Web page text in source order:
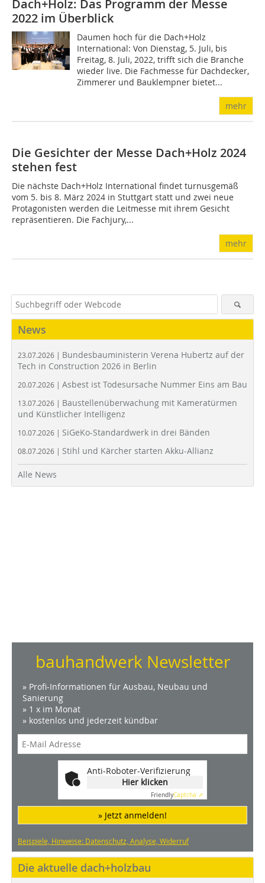
Dach+Holz: Das Programm der Messe
2022 im Überblick
Daumen hoch für die Dach+Holz
International: Von Dienstag, 5. Juli, bis
Freitag, 8. Juli, 2022, trifft sich die Branche
wieder live. Die Fachmesse für Dachdecker,
Zimmerer und Bauklempner bietet...
mehr
Die Gesichter der Messe Dach+Holz 2024
stehen fest
Die nächste Dach+Holz International findet turnusgemäß
vom 5. bis 8. März 2024 in Stuttgart statt und zwei neue
Protagonisten werden die Leitmesse mit ihrem Gesicht
repräsentieren. Die Fachjury,...
mehr
News
23.07.2026 | Bundesbauministerin Verena Hubertz auf der
Tech in Construction 2026 in Berlin
20.07.2026 | Asbest ist Todesursache Nummer Eins am Bau
13.07.2026 | Baustellenüberwachung mit Kameratürmen
und Künstlicher Intelligenz
10.07.2026 | SiGeKo-Standardwerk in drei Bänden
08.07.2026 | Stihl und Kärcher starten Akku-Allianz
Alle News
bauhandwerk Newsletter
» Profi-Informationen für Ausbau, Neubau und
Sanierung
» 1 x im Monat
» kostenlos und jederzeit kündbar
Anti-Roboter-Verifizierung
Hier klicken
FriendlyCaptcha ⇗
» Jetzt anmelden!
Beispiele, Hinweise: Datenschutz, Analyse, Widerruf
Die aktuelle dach+holzbau